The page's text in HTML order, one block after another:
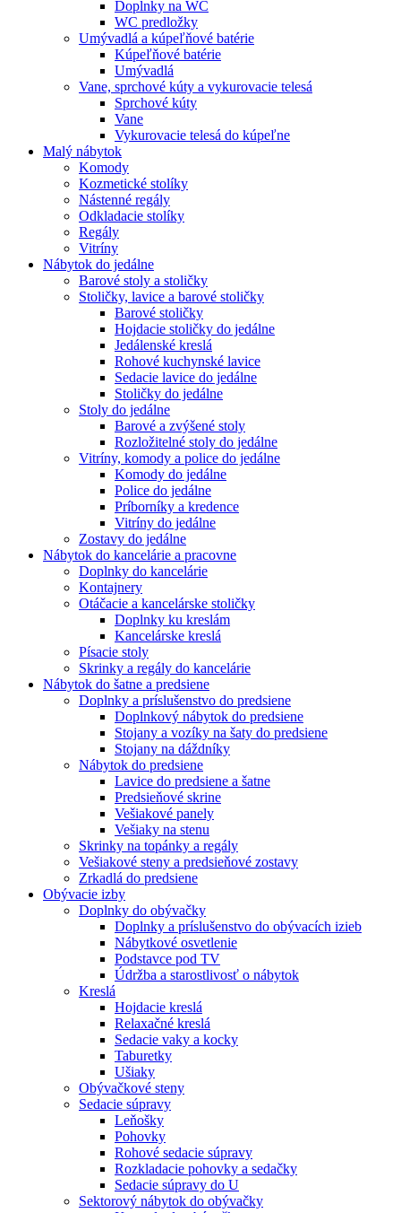
Doplnky na WC
WC predložky
Umývadlá a kúpeľňové batérie
Kúpeľňové batérie
Umývadlá
Vane, sprchové kúty a vykurovacie telesá
Sprchové kúty
Vane
Vykurovacie telesá do kúpeľne
Malý nábytok
Komody
Kozmetické stolíky
Nástenné regály
Odkladacie stolíky
Regály
Vitríny
Nábytok do jedálne
Barové stoly a stoličky
Stoličky, lavice a barové stoličky
Barové stoličky
Hojdacie stoličky do jedálne
Jedálenské kreslá
Rohové kuchynské lavice
Sedacie lavice do jedálne
Stoličky do jedálne
Stoly do jedálne
Barové a zvýšené stoly
Rozložitelné stoly do jedálne
Vitríny, komody a police do jedálne
Komody do jedálne
Police do jedálne
Príborníky a kredence
Vitríny do jedálne
Zostavy do jedálne
Nábytok do kancelárie a pracovne
Doplnky do kancelárie
Kontajnery
Otáčacie a kancelárske stoličky
Doplnky ku kreslám
Kancelárske kreslá
Písacie stoly
Skrinky a regály do kancelárie
Nábytok do šatne a predsiene
Doplnky a príslušenstvo do predsiene
Doplnkový nábytok do predsiene
Stojany a vozíky na šaty do predsiene
Stojany na dáždníky
Nábytok do predsiene
Lavice do predsiene a šatne
Predsieňové skrine
Vešiakové panely
Vešiaky na stenu
Skrinky na topánky a regály
Vešiakové steny a predsieňové zostavy
Zrkadlá do predsiene
Obývacie izby
Doplnky do obývačky
Doplnky a príslušenstvo do obývacích izieb
Nábytkové osvetlenie
Podstavce pod TV
Údržba a starostlivosť o nábytok
Kreslá
Hojdacie kreslá
Relaxačné kreslá
Sedacie vaky a kocky
Taburetky
Ušiaky
Obývačkové steny
Sedacie súpravy
Leňošky
Pohovky
Rohové sedacie súpravy
Rozkladacie pohovky a sedačky
Sedacie súpravy do U
Sektorový nábytok do obývačky